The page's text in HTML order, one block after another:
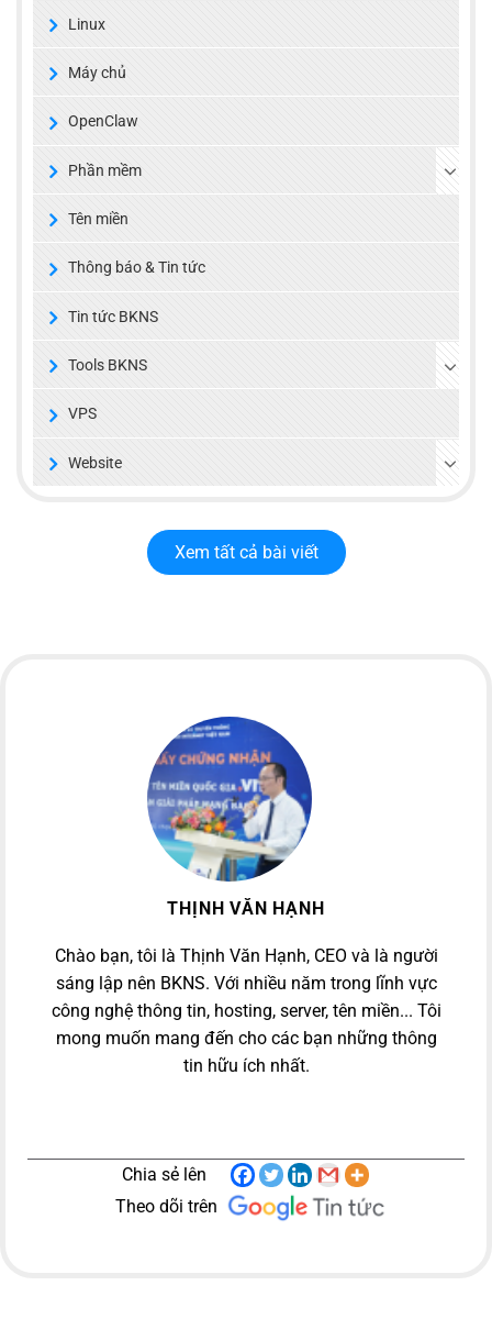
Linux
Máy chủ
OpenClaw
Phần mềm
Tên miền
Thông báo & Tin tức
Tin tức BKNS
Tools BKNS
VPS
Website
Xem tất cả bài viết
THỊNH VĂN HẠNH
Chào bạn, tôi là Thịnh Văn Hạnh, CEO và là người
sáng lập nên BKNS. Với nhiều năm trong lĩnh vực
công nghệ thông tin, hosting, server, tên miền... Tôi
mong muốn mang đến cho các bạn những thông
tin hữu ích nhất.
Chia sẻ lên
Theo dõi trên